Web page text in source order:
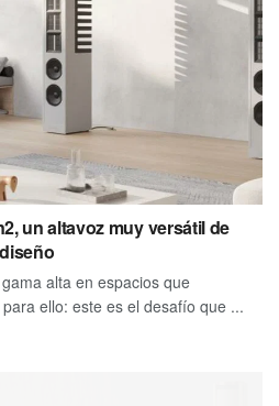
un altavoz muy versátil de
alta en espacios que
ello: este es el desafío que ...